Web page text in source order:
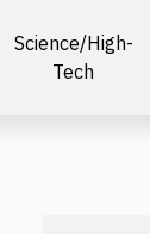
Science/High-
Tech